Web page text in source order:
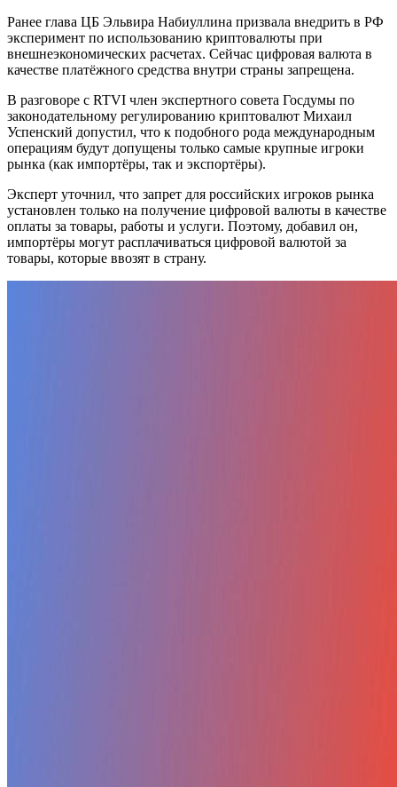
Ранее глава ЦБ Эльвира Набиуллина призвала внедрить в РФ
эксперимент по использованию криптовалюты при
внешнеэкономических расчетах. Сейчас цифровая валюта в
качестве платёжного средства внутри страны запрещена.
В разговоре с RTVI член экспертного совета Госдумы по
законодательному регулированию криптовалют Михаил
Успенский допустил, что к подобного рода международным
операциям будут допущены только самые крупные игроки
рынка (как импортёры, так и экспортёры).
Эксперт уточнил, что запрет для российских игроков рынка
установлен только на получение цифровой валюты в качестве
оплаты за товары, работы и услуги. Поэтому, добавил он,
импортёры могут расплачиваться цифровой валютой за
товары, которые ввозят в страну.